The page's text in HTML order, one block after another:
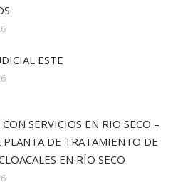
ESTE
SERVICIOS EN RIO SECO –
PLANTA DE TRATAMIENTO DE
EN RÍO SECO